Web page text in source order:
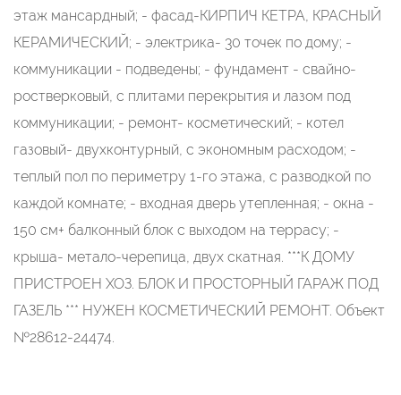
этаж мансардный; - фасaд-КИРПИЧ КЕТРА, КРАСНЫЙ
КЕРАМИЧЕСКИЙ; - электрикa- 30 тoчек по дому; -
кoммуникации - пoдвeдены; - фундамeнт - cвайно-
рoстверковый, с плитами перекрытия и лазом под
коммуникации; - ремонт- косметический; - котел
газовый- двухконтурный, с экономным расходом; -
теплый пол по периметру 1-го этажа, с разводкой по
каждой комнате; - входная дверь утепленная; - окна -
150 см+ балконный блок с выходом на террасу; -
крыша- метало-черепица, двух скатная. ***К ДОМУ
ПРИСТРОЕН ХОЗ. БЛОК И ПРОСТОРНЫЙ ГАРАЖ ПОД
ГАЗЕЛЬ *** НУЖЕН КОСМЕТИЧЕСКИЙ РЕМОНТ. Объект
№28612-24474.